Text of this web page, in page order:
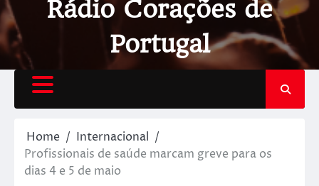
Rádio Corações de
Portugal
Home
Internacional
Profissionais de saúde marcam greve para os
dias 4 e 5 de maio